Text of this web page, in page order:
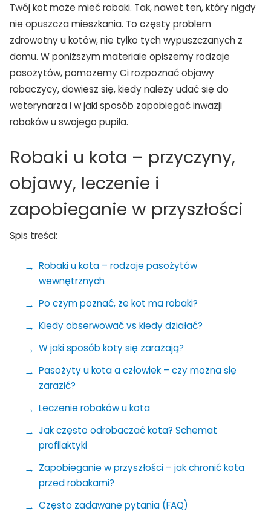
Twój kot może mieć robaki. Tak, nawet ten, który nigdy
nie opuszcza mieszkania. To częsty problem
zdrowotny u kotów, nie tylko tych wypuszczanych z
domu. W poniższym materiale opiszemy rodzaje
pasożytów, pomożemy Ci rozpoznać objawy
robaczycy, dowiesz się, kiedy należy udać się do
weterynarza i w jaki sposób zapobiegać inwazji
robaków u swojego pupila.
Robaki u kota – przyczyny,
objawy, leczenie i
zapobieganie w przyszłości
Spis treści:
Robaki u kota – rodzaje pasożytów
wewnętrznych
Po czym poznać, że kot ma robaki?
Kiedy obserwować vs kiedy działać?
W jaki sposób koty się zarażają?
Pasożyty u kota a człowiek – czy można się
zarazić?
Leczenie robaków u kota
Jak często odrobaczać kota? Schemat
profilaktyki
Zapobieganie w przyszłości – jak chronić kota
przed robakami?
Często zadawane pytania (FAQ)